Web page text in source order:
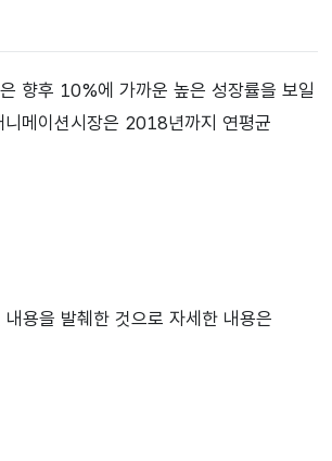
향후 10%에 가까운 높은 성장률을 보일
메이션시장은 2018년까지 연평균
용을 발췌한 것으로 자세한 내용은